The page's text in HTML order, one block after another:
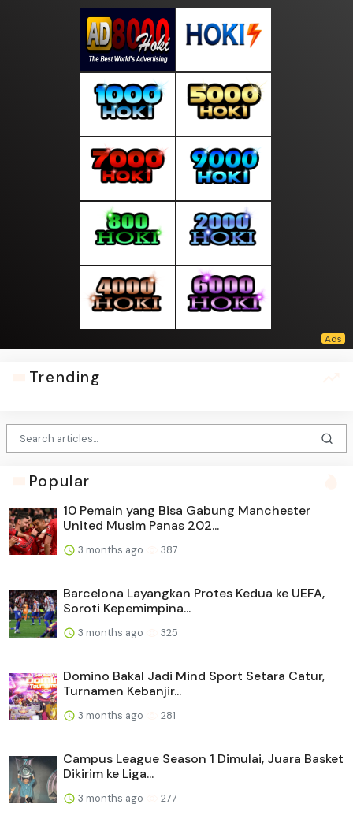
Trending
Popular
10 Pemain yang Bisa Gabung Manchester
United Musim Panas 202...
3 months ago 387
Barcelona Layangkan Protes Kedua ke UEFA,
Soroti Kepemimpina...
3 months ago 325
Domino Bakal Jadi Mind Sport Setara Catur,
Turnamen Kebanjir...
3 months ago 281
Campus League Season 1 Dimulai, Juara Basket
Dikirim ke Liga...
3 months ago 277